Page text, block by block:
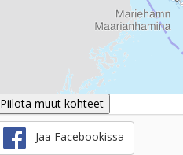
Piilota muut kohteet
Jaa Facebookissa